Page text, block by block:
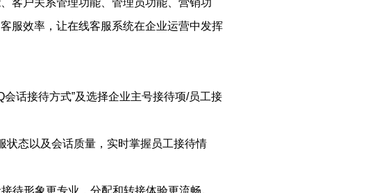
服效率，让在线客服系统在企业运营中发挥
话接待方式”及选择企业主号接待项/员工接
状态以及会话质量，实时掌握员工接待情
待形象更专业，分配和转接体验更流畅。